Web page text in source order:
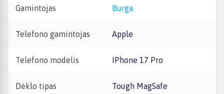
Gamintojas Burga
Telefono gamintojas Apple
Telefono modelis iPhone 17 Pro
Dėklo tipas Tough MagSafe